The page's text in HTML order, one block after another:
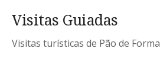
Visitas Guiadas
Visitas turísticas de Pão de Forma